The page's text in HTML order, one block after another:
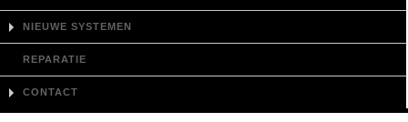
NIEUWE SYSTEMEN
REPARATIE
CONTACT